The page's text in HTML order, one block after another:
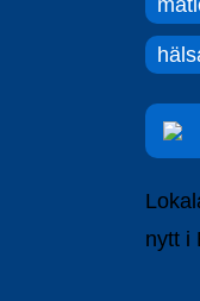
nytt i